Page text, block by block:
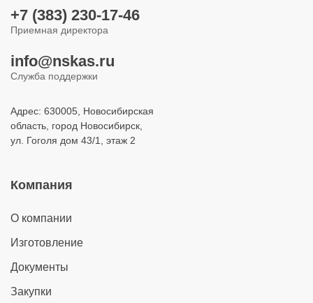
+7 (383) 230-17-46
Приемная директора
info@nskas.ru
Служба поддержки
Адрес: 630005, Новосибирская
область, город Новосибирск,
ул. Гоголя дом 43/1, этаж 2
Компания
О компании
Изготовление
Документы
Закупки